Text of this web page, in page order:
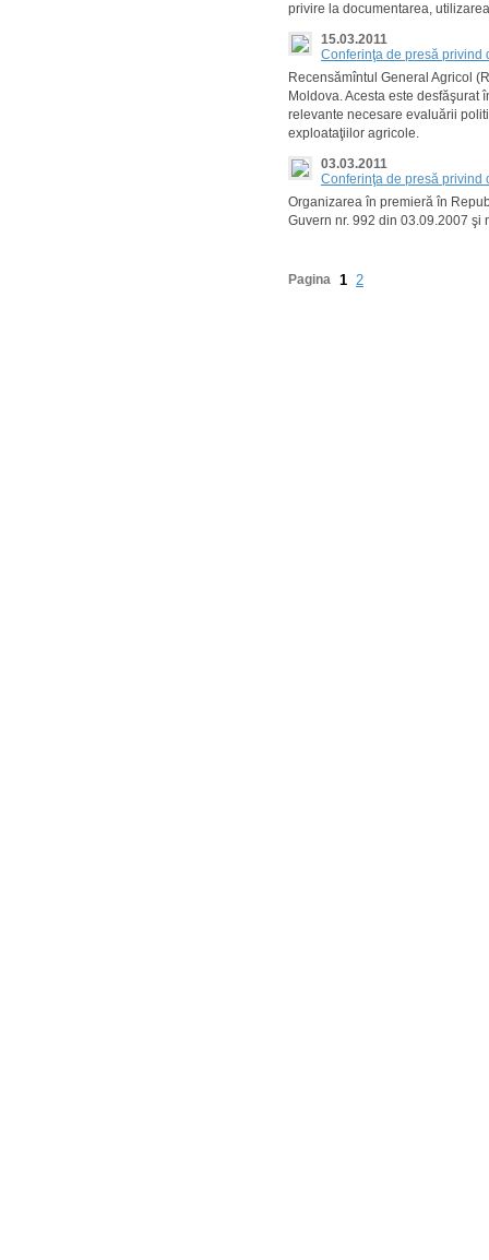
privire la documentarea,
15.03.2011
Conferinţa de presă privind
Recensămîntul General Agricol
Moldova. Acesta este
relevante necesare evaluării
exploataţiilor agricole.
03.03.2011
Conferinţa de presă privind
Organizarea în premieră în
Guvern nr. 992 din 03.09.2007 şi
Pagina 1 2